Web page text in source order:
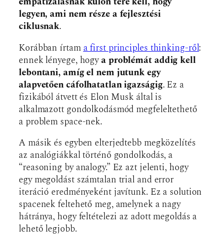
legyen, ami nem része a fejlesztési
ciklusnak.
Korábban írtama first principles thinking-ről:
ennek lényege, hogya problémát addig kell
lebontani, amíg el nem jutunk egy
alapvetően cáfolhatatlan igazságig. Ez a
fizikából átvett és Elon Musk által is
alkalmazott gondolkodásmód megfeleltethető
a problem space-nek.
A másik és egyben elterjedtebb megközelítés
az analógiákkal történő gondolkodás, a
“reasoning by analogy.” Ez azt jelenti, hogy
egy megoldást számtalan trial and error
iteráció eredményeként javítunk. Ez a solution
spacenek feltehető meg, amelynek a nagy
hátránya, hogy feltételezi az adott megoldás a
lehető legjobb.